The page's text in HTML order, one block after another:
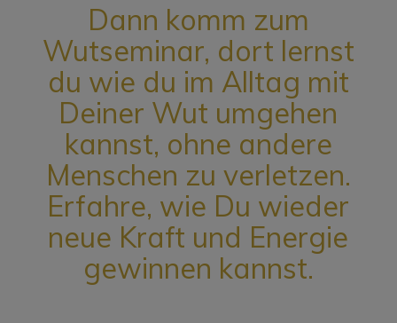
Dann komm zum
Wutseminar, dort lernst
du wie du im Alltag mit
Deiner Wut umgehen
kannst, ohne andere
Menschen zu verletzen.
Erfahre, wie Du wieder
neue Kraft und Energie
gewinnen kannst.